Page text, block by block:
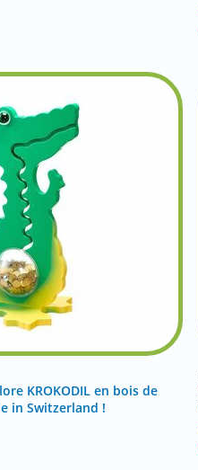
KROKODIL en bois de
in Switzerland !